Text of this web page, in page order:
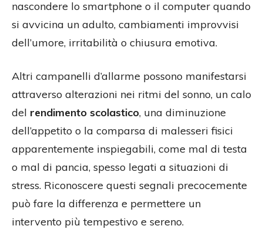
nascondere lo smartphone o il computer quando
si avvicina un adulto, cambiamenti improvvisi
dell’umore, irritabilità o chiusura emotiva.
Altri campanelli d’allarme possono manifestarsi
attraverso alterazioni nei ritmi del sonno, un calo
del rendimento scolastico, una diminuzione
dell’appetito o la comparsa di malesseri fisici
apparentemente inspiegabili, come mal di testa
o mal di pancia, spesso legati a situazioni di
stress. Riconoscere questi segnali precocemente
può fare la differenza e permettere un
intervento più tempestivo e sereno.